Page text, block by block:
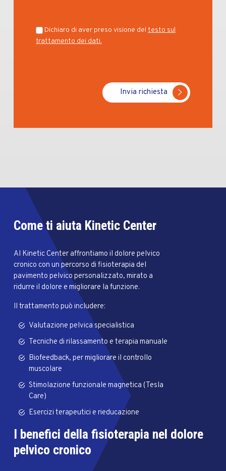
Dichiaro di aver preso visione del testo sul
trattamento dei dati.
Invia richiesta
Come ti aiuta Kinetic Center
Al Kinetic Center affrontiamo il dolore pelvico
cronico con un percorso di fisioterapia del
pavimento pelvico personalizzato, mirato a
ridurre il dolore e migliorare la funzione.
Il trattamento può includere:
Valutazione pelvica specialistica
Tecniche di rilassamento e terapia manuale
Biofeedback, per migliorare il controllo
muscolare
Stimolazione funzionale magnetica (Tesla
Care)
Esercizi terapeutici e rieducazione
I benefici della fisioterapia nel dolore
pelvico cronico